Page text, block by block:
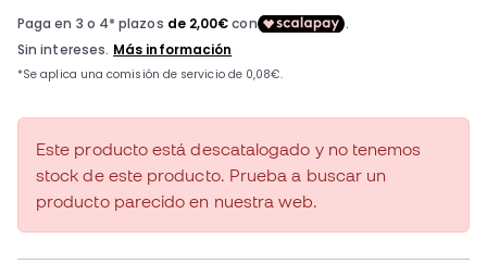
Este producto está descatalogado y no tenemos
stock de este producto. Prueba a buscar un
producto parecido en nuestra web.